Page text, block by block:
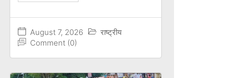
August 7, 2026
राष्ट्रीय
Comment (0)